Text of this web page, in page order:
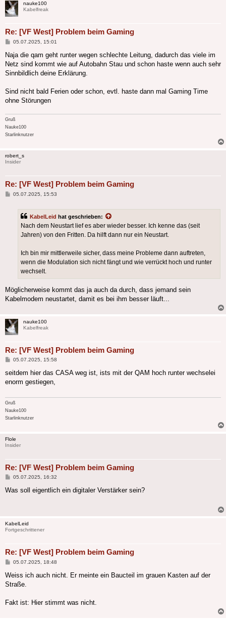
nauke100
Kabelfreak
Re: [VF West] Problem beim Gaming
Beitrag
05.07.2025, 15:01
Naja die qam geht runter wegen schlechte Leitung, dadurch das viele im
Netz sind kommt wie auf Autobahn Stau und schon haste wenn auch sehr
Sinnbildlich deine Erklärung.
Sind nicht bald Ferien oder schon, evtl. haste dann mal Gaming Time
ohne Störungen
Gruß
Nauke100
Starlinknutzer
robert_s
Insider
Re: [VF West] Problem beim Gaming
Beitrag
05.07.2025, 15:53
KabelLeid hat geschrieben:
Nach dem Neustart lief es aber wieder besser. Ich kenne das (seit
Jahren) von den Fritten. Da hilft dann nur ein Neustart.
Ich bin mir mittlerweile sicher, dass meine Probleme dann auftreten,
wenn die Modulation sich nicht fängt und wie verrückt hoch und runter
wechselt.
Möglicherweise kommt das ja auch da durch, dass jemand sein
Kabelmodem neustartet, damit es bei ihm besser läuft...
nauke100
Kabelfreak
Re: [VF West] Problem beim Gaming
Beitrag
05.07.2025, 15:58
seitdem hier das CASA weg ist, ists mit der QAM hoch runter wechselei
enorm gestiegen,
Gruß
Nauke100
Starlinknutzer
Flole
Insider
Re: [VF West] Problem beim Gaming
Beitrag
05.07.2025, 16:32
Was soll eigentlich ein digitaler Verstärker sein?
KabelLeid
Fortgeschrittener
Re: [VF West] Problem beim Gaming
Beitrag
05.07.2025, 18:48
Weiss ich auch nicht. Er meinte ein Baucteil im grauen Kasten auf der
Straße.
Fakt ist: Hier stimmt was nicht.